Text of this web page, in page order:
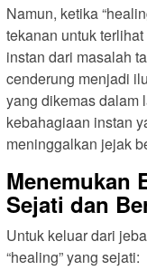
Namun, ketika
tekanan untuk
instan dari masalah
cenderung menjadi
yang dikemas dalam
kebahagiaan instan
meninggalkan jejak
Menemukan
Sejati dan
Untuk keluar dari
“healing” yang sejati: